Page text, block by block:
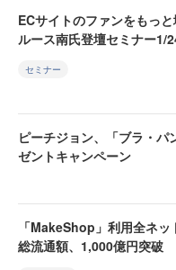
ECサイトのファンをもっ
ルース南氏登壇セミナー1/
セミナー
ピーチジョン、「ブラ・パ
ゼントキャンペーン
「MakeShop」利用全ネ
総流通額、1,000億円突破